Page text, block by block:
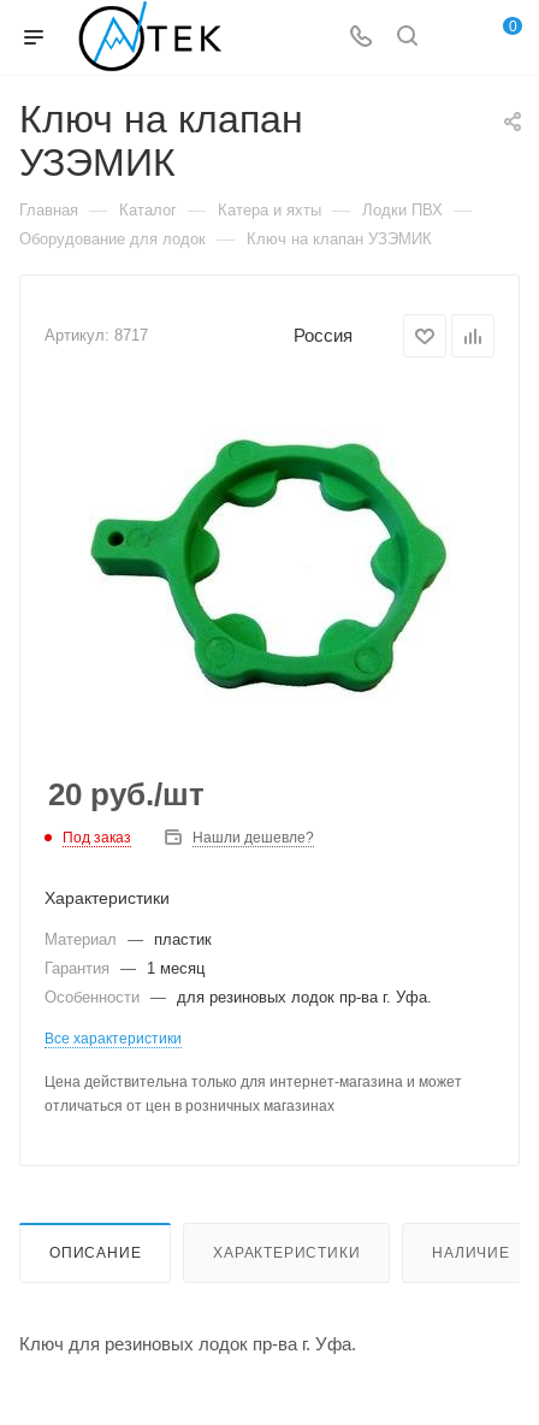
0
Ключ на клапан
УЗЭМИК
Главная — Каталог — Катера и яхты — Лодки ПВХ —
Оборудование для лодок — Ключ на клапан УЗЭМИК
Артикул: 8717 Россия
20 руб./шт
Под заказ Нашли дешевле?
Характеристики
Материал —
пластик
Гарантия
—
1 месяц
Особенности — для резиновых лодок пр-ва г. Уфа.
Все характеристики
Цена действительна только для интернет-магазина и может
отличаться от цен в розничных магазинах
ОПИСАНИЕ ХАРАКТЕРИСТИКИ НАЛИЧИЕ
Ключ для резиновых лодок пр-ва г. Уфа.